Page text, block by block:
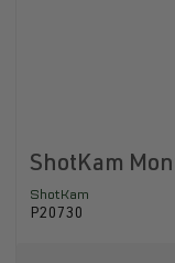
ShotKam
ShotKam
P20730